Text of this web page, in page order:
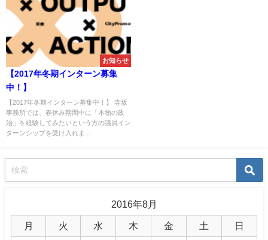
お知らせ
【2017年冬期インターン募集
中！】
【2017年冬期インターン募集中！】 寺坂
事務所では、春休み期間中に「本物の政
治」を経験してみたいという方の議員イン
ターンシップを受け入れま...
2016年8月
月 火 水 木 金 土 日